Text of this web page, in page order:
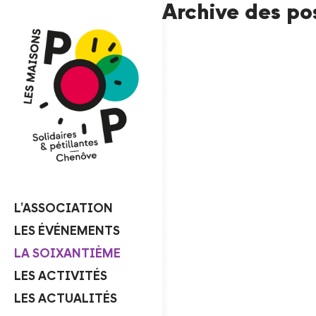
L’ASSOCIATION
LES ÉVÉNEMENTS
LA SOIXANTIÈME
LES ACTIVITÉS
LES ACTUALITÉS
Archive des